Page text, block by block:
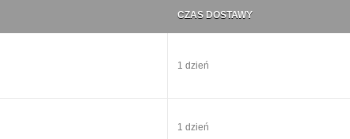
CZAS DOSTAWY
1 dzień
1 dzień